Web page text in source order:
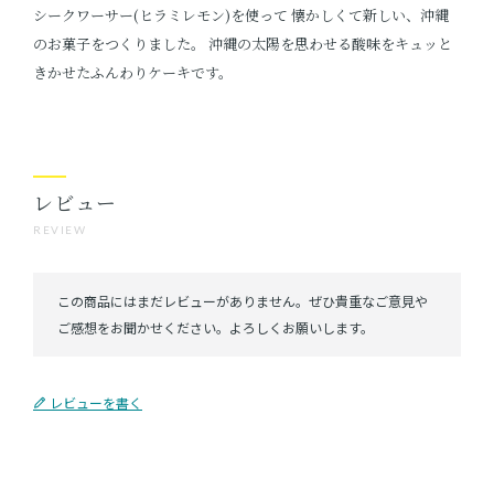
シークワーサー(ヒラミレモン)を使って 懐かしくて新しい、沖縄
のお菓子をつくりました。 沖縄の太陽を思わせる酸味をキュッと
きかせたふんわりケーキです。
REVIEW
レビュー
レビューを書く